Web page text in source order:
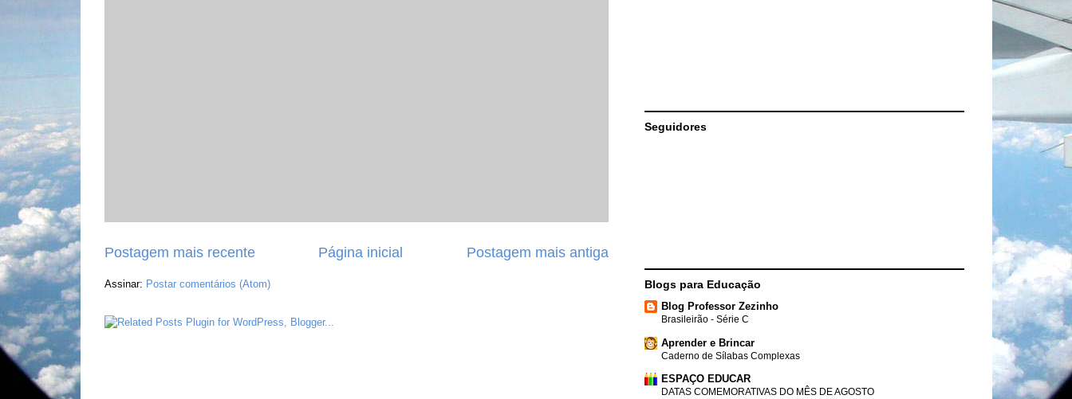
Postagem mais recente Postagem mais antiga
Página inicial
Assinar: Postar comentários (Atom)
Seguidores
Blogs para Educação
Blog Professor Zezinho
Brasileirão - Série C
Aprender e Brincar
Caderno de Sílabas Complexas
ESPAÇO EDUCAR
DATAS COMEMORATIVAS DO MÊS DE AGOSTO